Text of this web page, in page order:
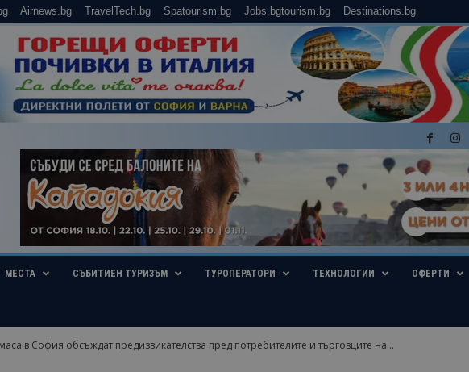
Airnews.bg TravelTech.bg Spatourism.bg Jobs.bgtourism.bg Destinations.bg
МЕСТА СЪБИТИЕН ТУРИЗЪМ ТУРОПЕРАТОРИ ТЕХНОЛОГИИ ОФЕРТИ
в София обсъждат предизвикателства пред потребителите и търговците на...